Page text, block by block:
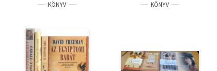
KÖNYV KÖNYV